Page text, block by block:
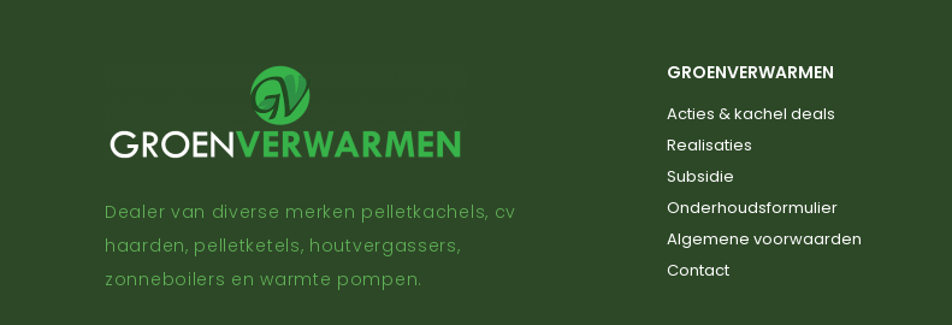
Dealer van diverse merken pelletkachels, cv
haarden, pelletketels, houtvergassers,
zonneboilers en warmte pompen.
GROENVERWARMEN
Acties & kachel deals
Realisaties
Subsidie
Onderhoudsformulier
Algemene voorwaarden
Contact